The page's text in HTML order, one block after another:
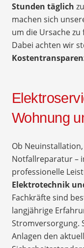
Stunden täglich
machen sich
um die Ursache
Dabei achten wir
Wohnung
Ob
Notfallreparatur –
professionelle
Elektrotechnik
Fachkräfte sind
langjährige
Stromversorgung.
Anlagen den